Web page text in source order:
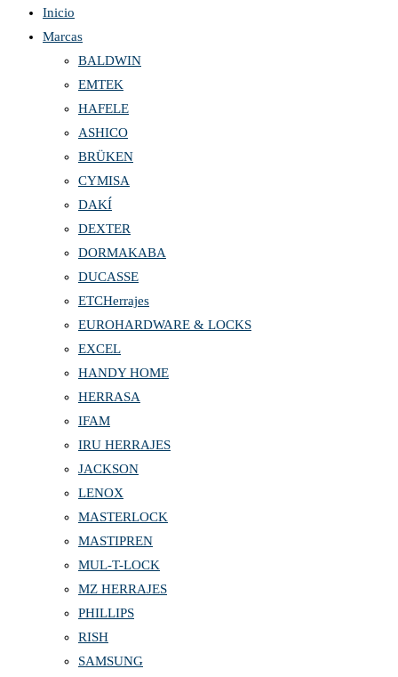
Inicio
Marcas
BALDWIN
EMTEK
HAFELE
ASHICO
BRÜKEN
CYMISA
DAKÍ
DEXTER
DORMAKABA
DUCASSE
ETCHerrajes
EUROHARDWARE & LOCKS
EXCEL
HANDY HOME
HERRASA
IFAM
IRU HERRAJES
JACKSON
LENOX
MASTERLOCK
MASTIPREN
MUL-T-LOCK
MZ HERRAJES
PHILLIPS
RISH
SAMSUNG